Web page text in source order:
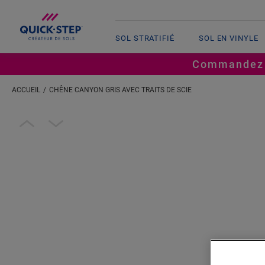
SOL STRATIFIÉ SOL EN VINYLE
ACCUEIL CHÊNE CANYON GRIS AVEC TRAITS DE SCIE